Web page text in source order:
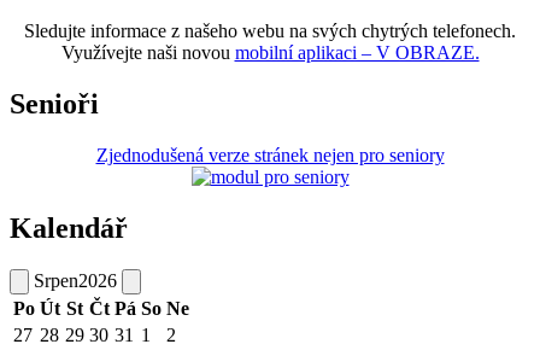
Sledujte informace z našeho webu na svých chytrých telefonech.
Využívejte naši novou mobilní aplikaci – V OBRAZE.
Senioři
Zjednodušená verze stránek nejen pro seniory
Kalendář
Srpen2026
Po Út St Čt Pá So Ne
27 28 29 30 31 1
2